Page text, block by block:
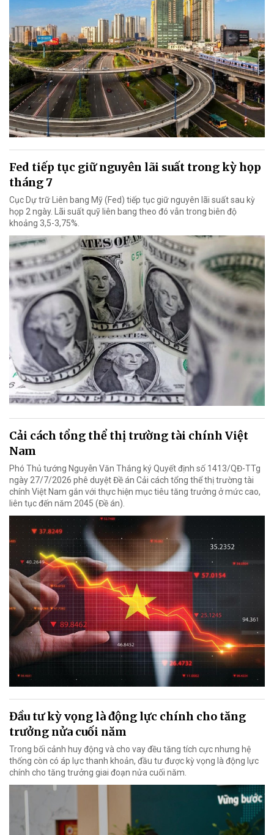
Fed tiếp tục giữ nguyên lãi suất trong kỳ họp
tháng 7
Cục Dự trữ Liên bang Mỹ (Fed) tiếp tục giữ nguyên lãi suất sau kỳ
họp 2 ngày. Lãi suất quỹ liên bang theo đó vẫn trong biên độ
khoảng 3,5-3,75%.
Cải cách tổng thể thị trường tài chính Việt
Nam
Phó Thủ tướng Nguyễn Văn Thắng ký Quyết định số 1413/QĐ-TTg
ngày 27/7/2026 phê duyệt Đề án Cải cách tổng thể thị trường tài
chính Việt Nam gắn với thực hiện mục tiêu tăng trưởng ở mức cao,
liên tục đến năm 2045 (Đề án).
Đầu tư kỳ vọng là động lực chính cho tăng
trưởng nửa cuối năm
Trong bối cảnh huy động và cho vay đều tăng tích cực nhưng hệ
thống còn có áp lực thanh khoản, đầu tư được kỳ vọng là động lực
chính cho tăng trưởng giai đoạn nửa cuối năm.